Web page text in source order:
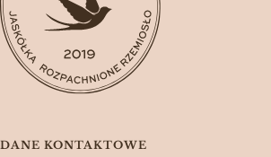
DANE KONTAKTOWE